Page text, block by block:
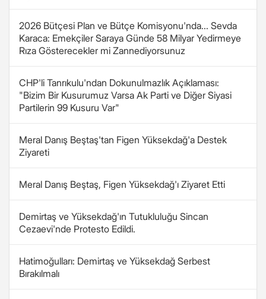
2026 Bütçesi Plan ve Bütçe Komisyonu'nda... Sevda
Karaca: Emekçiler Saraya Günde 58 Milyar Yedirmeye
Rıza Gösterecekler mi Zannediyorsunuz
CHP'li Tanrıkulu'ndan Dokunulmazlık Açıklaması:
"Bizim Bir Kusurumuz Varsa Ak Parti ve Diğer Siyasi
Partilerin 99 Kusuru Var"
Meral Danış Beştaş'tan Figen Yüksekdağ'a Destek
Ziyareti
Meral Danış Beştaş, Figen Yüksekdağ'ı Ziyaret Etti
Demirtaş ve Yüksekdağ'ın Tutukluluğu Sincan
Cezaevi'nde Protesto Edildi.
Hatimoğulları: Demirtaş ve Yüksekdağ Serbest
Bırakılmalı